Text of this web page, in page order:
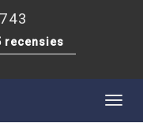
recensies
VERKOPEN?